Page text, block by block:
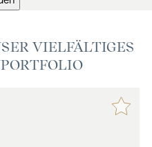
VIELFÄLTIGES